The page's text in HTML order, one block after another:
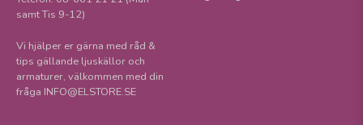
samt Tis 9-12)
Vi hjälper er gärna med råd &
tips gällande ljuskällor och
armaturer, välkommen med din
fråga INFO@ELSTORE.SE